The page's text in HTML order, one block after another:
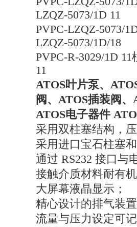
LZQZ-5073/1D 11
PVPC-LZQZ-5073/
LZQZ-5073/1D/18
PVPC-R-3029/1D
11
ATOS叶片泵、
阀、ATOS插装阀
ATOS电子器件
采用双柱塞结构，
采用进口宝石柱塞
通过 RS232 接口与
接触介质材料耐有
大屏幕液晶显示；
精心设计的排气装
流量与压力设定可